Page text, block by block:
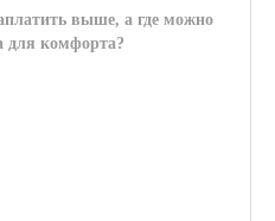
выше, а где можно
для комфорта?